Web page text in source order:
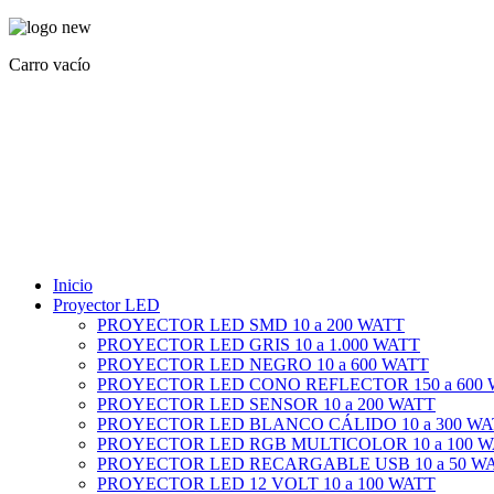
Carro vacío
Inicio
Proyector LED
PROYECTOR LED SMD 10 a 200 WATT
PROYECTOR LED GRIS 10 a 1.000 WATT
PROYECTOR LED NEGRO 10 a 600 WATT
PROYECTOR LED CONO REFLECTOR 150 a 600
PROYECTOR LED SENSOR 10 a 200 WATT
PROYECTOR LED BLANCO CÁLIDO 10 a 300
PROYECTOR LED RGB MULTICOLOR 10 a 100
PROYECTOR LED RECARGABLE USB 10 a 50
PROYECTOR LED 12 VOLT 10 a 100 WATT